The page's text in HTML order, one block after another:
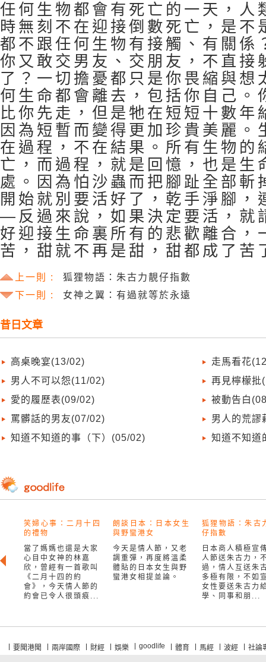
任何生物都會有死亡的一天，人
時無刻不在迎接倒數死亡，是不
都不跟任何生物有接觸、有關係
你又敢交男友、交朋友，不直接
了？一切擔憂都只是你畏縮與想
何生命都會離去，包括你自己。
比你先走，但是牠在短短十數年
因為短暫而變得更加珍貴美麗。
在過程，不在結果。所有生物的
亡，而過程，就是回憶，也是生
處。因為怕沙蟲而把腳趾全部斬
開始就別要活好了，乾手淨腳，
—反過來說，如果決定要活，就
好迎接生命裏所有的悲歡離合，
苦，甜就不再是甜，甜都成了苦
上一則 :
狐狸物語：朱古力靚仔指數
下一則 :
女神之翼：有過就等於永遠
昔日文章
高桌晚宴(13/02)
男人不可以怨(11/02)
愛的履歷表(09/02)
罵髒話的男友(07/02)
知道不知道的事（下）(05/02)
走馬看花
再見檸檬批
被動告白
男人的荒謬
知道不知道
笑婦心事：二月十四
的禮物
當了媽媽也還是大家
心目中女神的林嘉
欣，曾經有一首歌叫
《二月十四的約
會》，今天情人節的
約會已令人很頭痕...
朗談日本：日本女生
與野蠻港女
今天是情人節，又老
調重彈，再度將溫柔
體貼的日本女生與野
蠻港女相提並論。
狐狸物語：朱古
仔指數
日本商人積極宣
人節送朱古力，
過，情人互送朱
多極有限，不如
女性要送朱古力
學、同事和朋...
要聞港聞 兩岸國際 財經 娛樂 goodlife 體育 馬經 波經 社論